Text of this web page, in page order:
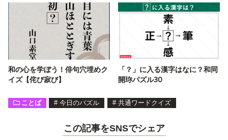
和の心を学ぼう！俳句穴埋めク
イズ【侘び寂び】
「？」に入る漢字はなに？和同
開珎パズル30
ことば # 今日のパズル # 共通ワードクイズ
この記事をSNSでシェア